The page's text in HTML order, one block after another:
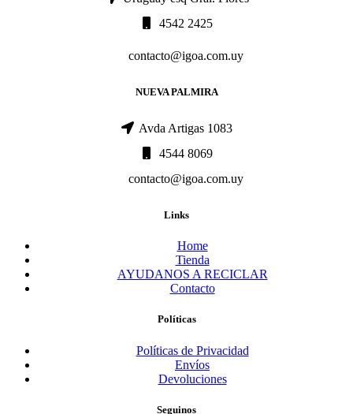
4542 2425
contacto@igoa.com.uy
NUEVA PALMIRA
Avda Artigas 1083
4544 8069
contacto@igoa.com.uy
Links
Home
Tienda
AYUDANOS A RECICLAR
Contacto
Políticas
Políticas de Privacidad
Envíos
Devoluciones
Seguinos